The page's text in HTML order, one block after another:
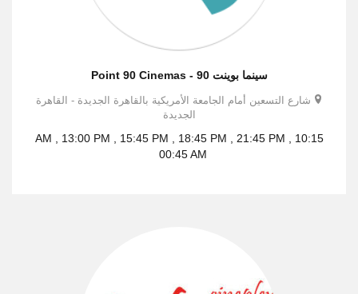
سينما بوينت 90 - Point 90 Cinemas
شارع التسعين أمام الجامعة الأمريكية بالقاهرة الجديدة - القاهرة
الجديدة
10:15 AM , 13:00 PM , 15:45 PM , 18:45 PM , 21:45 PM ,
00:45 AM